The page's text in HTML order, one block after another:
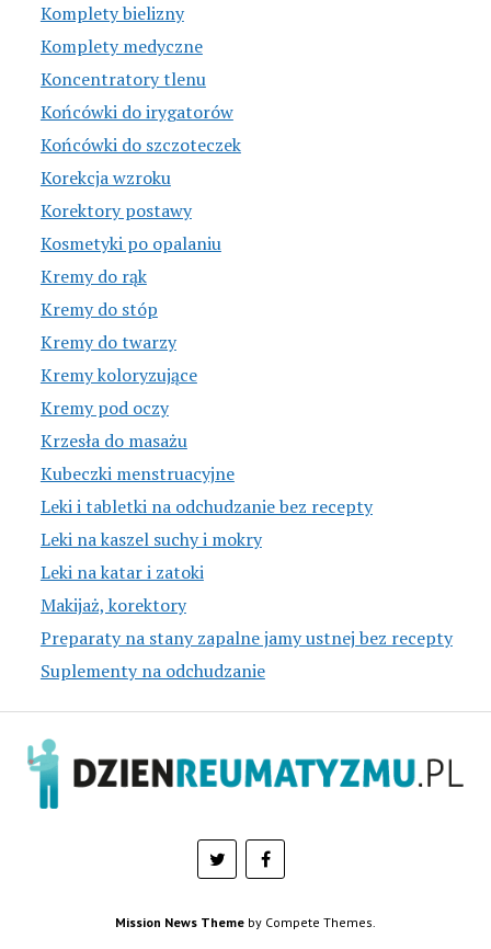
Komplety bielizny
Komplety medyczne
Koncentratory tlenu
Końcówki do irygatorów
Końcówki do szczoteczek
Korekcja wzroku
Korektory postawy
Kosmetyki po opalaniu
Kremy do rąk
Kremy do stóp
Kremy do twarzy
Kremy koloryzujące
Kremy pod oczy
Krzesła do masażu
Kubeczki menstruacyjne
Leki i tabletki na odchudzanie bez recepty
Leki na kaszel suchy i mokry
Leki na katar i zatoki
Makijaż, korektory
Preparaty na stany zapalne jamy ustnej bez recepty
Suplementy na odchudzanie
Mission News Theme by Compete Themes.